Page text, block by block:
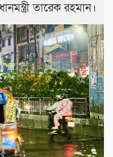
তারেক রহমান।